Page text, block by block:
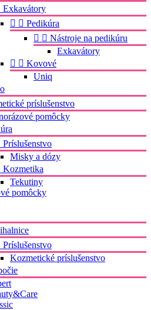
Exkavátory
  Pedikúra
  Nástroje na pedikúru
Exkavátory
  Kovové
Uniq
príslušenstvo
pomôcky
Príslušenstvo
Misky a dózy
Kozmetika
Tekutiny
pomôcky
Príslušenstvo
Kozmetické príslušenstvo